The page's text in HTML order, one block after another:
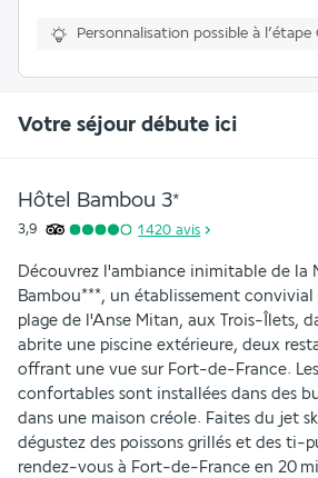
Personnalisation possible à
Votre séjour débute ici
Hôtel Bambou 3*
3,9 1 420 avis
Découvrez l'ambiance inimitable de la
Bambou***, un établissement convivial
plage de l'Anse Mitan, aux Trois-Îlets,
abrite une piscine extérieure, deux
offrant une vue sur Fort-de-France.
confortables sont installées dans des
dans une maison créole. Faites du jet
dégustez des poissons grillés et des ti-
rendez-vous à Fort-de-France en 20